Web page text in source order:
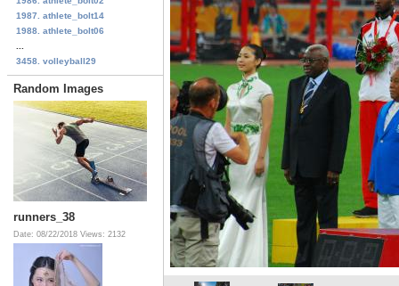
1987. athlete_bolt14
1988. athlete_bolt06
3458. volleyball29
Random Images
runners_38
Date: 08/22/2018 Views: 2132